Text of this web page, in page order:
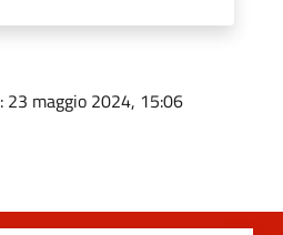
: 23 maggio 2024, 15:06